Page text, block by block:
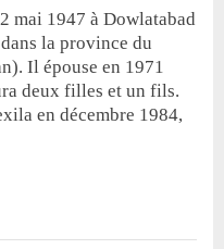
mai 1947 à Dowlatabad
la province du
Il épouse en 1971
deux filles et un fils.
en décembre 1984,